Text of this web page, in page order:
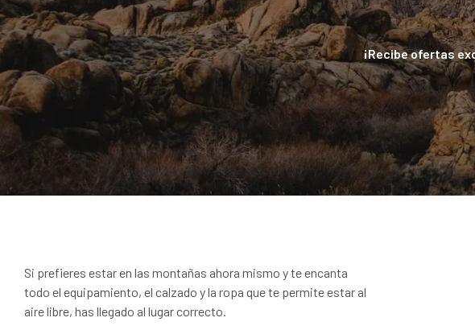
¡Recibe ofertas
Si prefieres estar en las montañas ahora mismo y te encanta
todo el equipamiento, el calzado y la ropa que te permite estar al
aire libre, has llegado al lugar correcto.